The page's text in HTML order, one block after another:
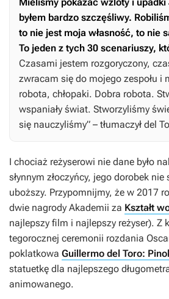
byłem bardzo szczęśliwy.
to nie jest moja własność, to nie
To jeden z tych 30 scenariuszy,
Czasami jestem rozgoryczony,
zwracam się do mojego zespołu i
robota, chłopaki. Dobra robota.
wspaniały świat. Stworzyliśmy
się nauczyliśmy” – tłumaczył del
I chociaż reżyserowi nie dane było
słynnym złoczyńcy, jego dorobek nie
uboższy. Przypomnijmy, że w 2017
dwie nagrody Akademii za Kształt
najlepszy film i najlepszy reżyser). Z
tegorocznej ceremonii rozdania
poklatkowa Guillermo del Toro:
statuetkę dla najlepszego
animowanego.